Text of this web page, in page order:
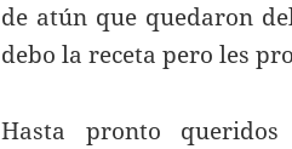
de atún que quedaron
debo la receta pero les
Hasta pronto